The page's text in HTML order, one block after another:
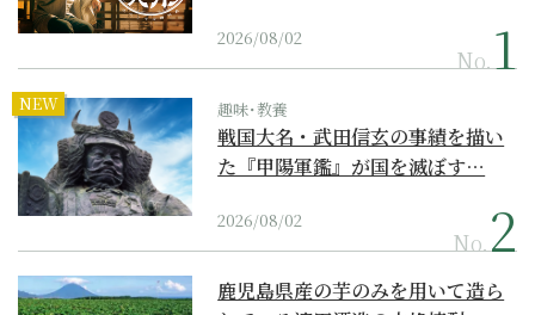
2026/08/02
No.
NEW 趣味･教養
戦国大名・武田信玄の事績を描い
た『甲陽軍鑑』が国を滅ぼす…
2026/08/02
No.
鹿児島県産の芋のみを用いて造ら